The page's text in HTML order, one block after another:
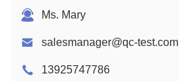
Ms. Mary
salesmanager@qc-test.com
13925747786